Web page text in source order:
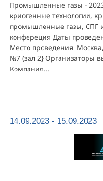
Промышленные газы -
криогенные технологии,
промышленные газы, СПГ и
конфереция Даты
Место проведения:
№7 (зал 2} Организаторы
Компания...
14.09.2023 - 15.09.2023